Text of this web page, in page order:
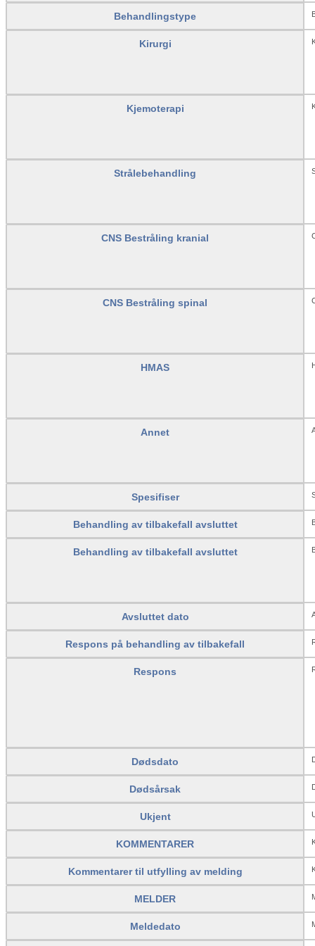
Behandlingstype
Kirurgi
Kjemoterapi
Strålebehandling
CNS Bestråling kranial
CNS Bestråling spinal
HMAS
Annet
Spesifiser
Behandling av tilbakefall avsluttet
Behandling av tilbakefall avsluttet
Avsluttet dato
Respons på behandling av tilbakefall
Respons
Dødsdato
Dødsårsak
Ukjent
KOMMENTARER
Kommentarer til utfylling av melding
MELDER
Meldedato